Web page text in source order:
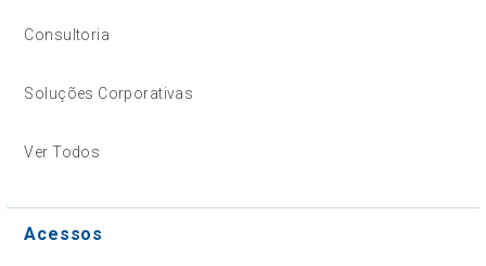
Consultoria
Soluções Corporativas
Ver Todos
Acessos